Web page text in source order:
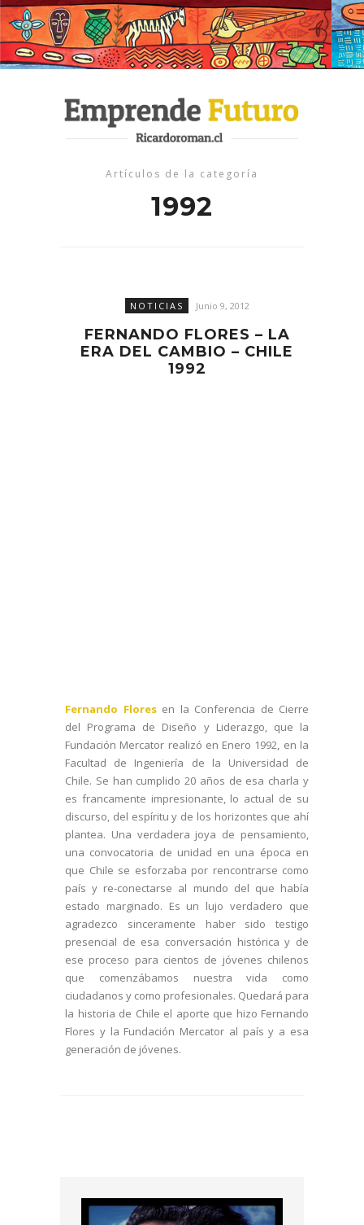
Artículos de la categoría
1992
NOTICIAS Junio 9, 2012
FERNANDO FLORES – LA
ERA DEL CAMBIO – CHILE
1992
Fernando Floresen la Conferencia de Cierre
del Programa de Diseño y Liderazgo, que la
Fundación Mercator realizó en Enero 1992, en la
Facultad de Ingeniería de la Universidad de
Chile. Se han cumplido 20 años de esa charla y
es francamente impresionante, lo actual de su
discurso, del espíritu y de los horizontes que ahí
plantea. Una verdadera joya de pensamiento,
una convocatoria de unidad en una época en
que Chile se esforzaba por rencontrarse como
país y re-conectarse al mundo del que había
estado marginado. Es un lujo verdadero que
agradezco sinceramente haber sido testigo
presencial de esa conversación histórica y de
ese proceso para cientos de jóvenes chilenos
que comenzábamos nuestra vida como
ciudadanos y como profesionales. Quedará para
la historia de Chile el aporte que hizo Fernando
Flores y la Fundación Mercator al país y a esa
generación de jóvenes.